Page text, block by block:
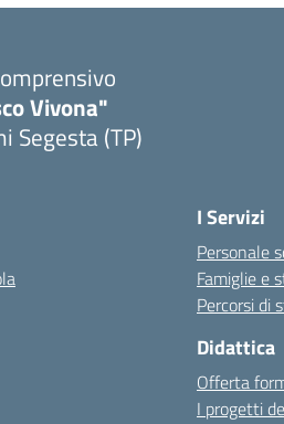
Vivona"
Segesta (TP)
I Servizi
Personale
Famiglie e
Percorsi di
Didattica
Offerta
I progetti